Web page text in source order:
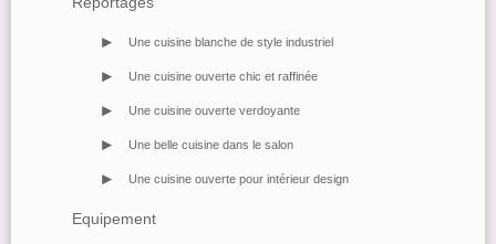
> Une cuisine blanche de style industriel
> Une cuisine ouverte chic et raffinée
> Une cuisine ouverte verdoyante
> Une belle cuisine dans le salon
> Une cuisine ouverte pour intérieur design
Equipement